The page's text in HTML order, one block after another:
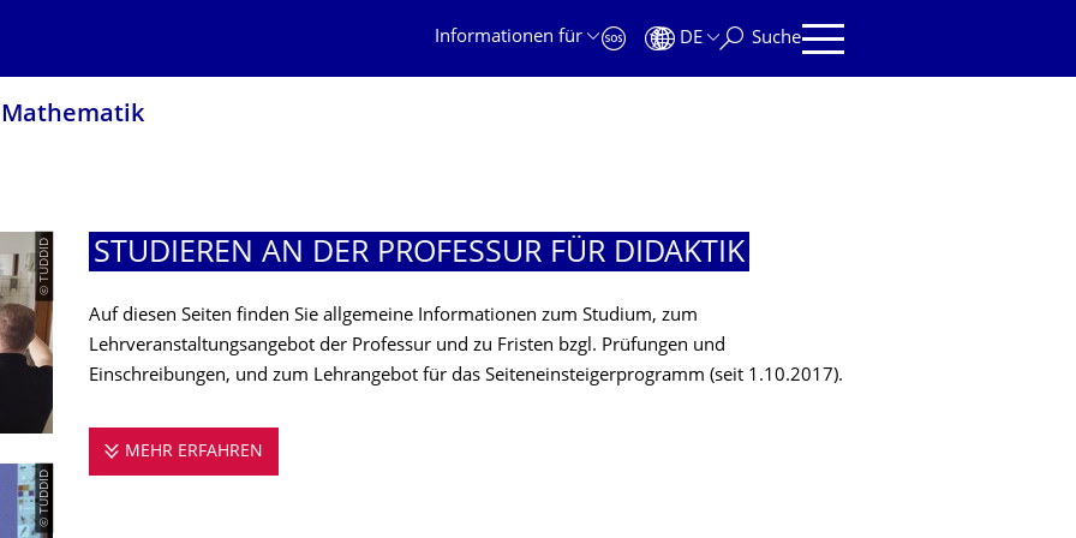
Informationen für
DE Suche
© TUDDID
© TUDDID
STUDIEREN AN DER PROFESSUR FÜR DIDAKTIK
Auf diesen Seiten finden Sie allgemeine Informationen zum Studium, zum
Lehrveranstaltungsangebot der Professur und zu Fristen bzgl. Prüfungen und
Einschreibungen, und zum Lehrangebot für das Seiteneinsteigerprogramm (seit 1.10.2017).
MEHR ERFAHREN